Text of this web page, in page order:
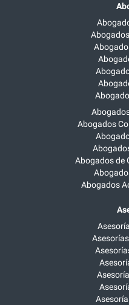
Abogados
Abogados de
Abogados